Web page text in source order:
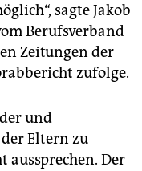
sagte Jakob
Berufsverband
Zeitungen der
zufolge.
und
Eltern zu
aussprechen. Der